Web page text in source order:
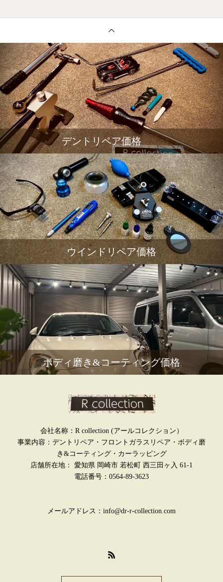
デントリペア価格
ウインドリペア価格
ボディ磨き&コーティング価格
会社名称：R collection (アールコレクション）
事業内容：デントリペア・フロントガラスリペア・ボディ磨
き&コーティング・カーラッピング
店舗所在地： 愛知県 岡崎市 若松町 西三田ヶ入 61-1
電話番号：0564-89-3623
メールアドレス：info@dr-r-collection.com